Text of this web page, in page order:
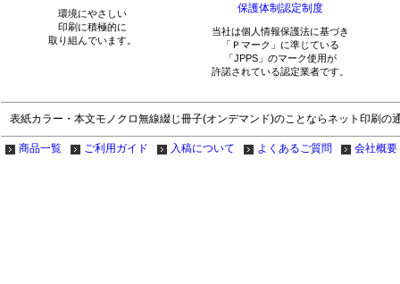
環境にやさしい
印刷に積極的に
取り組んでいます。
保護体制認定制度
当社は個人情報保護法に基づき
「Ｐマーク」に準じている
「JPPS」のマーク使用が
許諾されている認定業者です。
表紙カラー・本文モノクロ無線綴じ冊子(オンデマンド)のことならネット印刷の
商品一覧 ご利用ガイド 入稿について よくあるご質問 会社概要